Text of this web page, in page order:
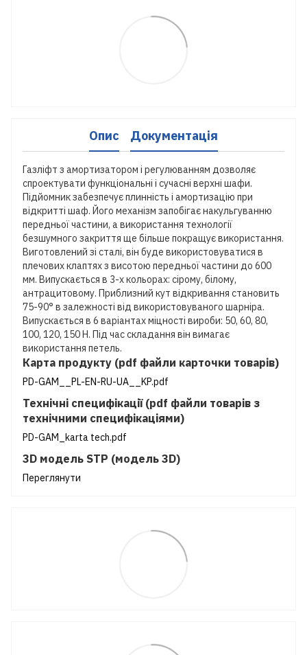
Опис Документація
Газліфт з амортизатором і регулюванням дозволяє
спроектувати функціональні і сучасні верхні шафи.
Підйомник забезпечує плинність і амортизацію при
відкритті шаф. Його механізм запобігає накульгуванню
передньої частини, а використання технології
безшумного закриття ще більше покращує використання.
Виготовлений зі сталі, він буде використовуватися в
плечових клаптях з висотою передньої частини до 600
мм. Випускається в 3-х кольорах: сірому, білому,
антрацитовому. Приблизний кут відкривання становить
75-90° в залежності від використовуваного шарніра.
Випускається в 6 варіантах міцності вироби: 50, 60, 80,
100, 120, 150 Н. Під час складання він вимагає
використання петель.
Карта продукту (pdf файли карточки товарів)
PD-GAM__PL-EN-RU-UA__KP.pdf
Технічні специфікації (pdf файли товарів з
технічними специфікаціями)
PD-GAM_karta tech.pdf
3D модель STP (модель 3D)
Переглянути